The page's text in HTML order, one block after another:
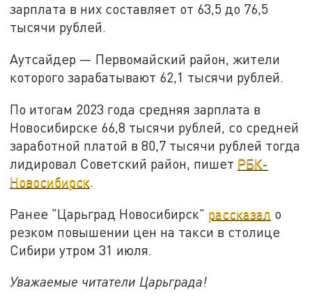
зарплата в них составляет от 63,5 до 76,5
тысячи рублей.
Аутсайдер — Первомайский район, жители
которого зарабатывают 62,1 тысячи рублей.
По итогам 2023 года средняя зарплата в
Новосибирске 66,8 тысячи рублей, со средней
заработной платой в 80,7 тысячи рублей тогда
лидировал Советский район, пишет РБК-
Новосибирск.
Ранее "Царьград Новосибирск" рассказал о
резком повышении цен на такси в столице
Сибири утром 31 июля.
Уважаемые читатели Царьграда!